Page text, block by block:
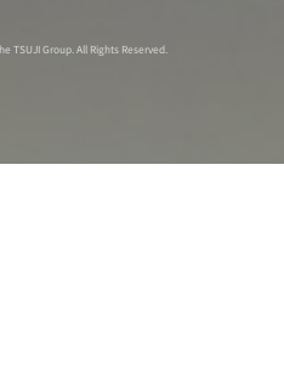
TSUJI Group. All Rights Reserved.